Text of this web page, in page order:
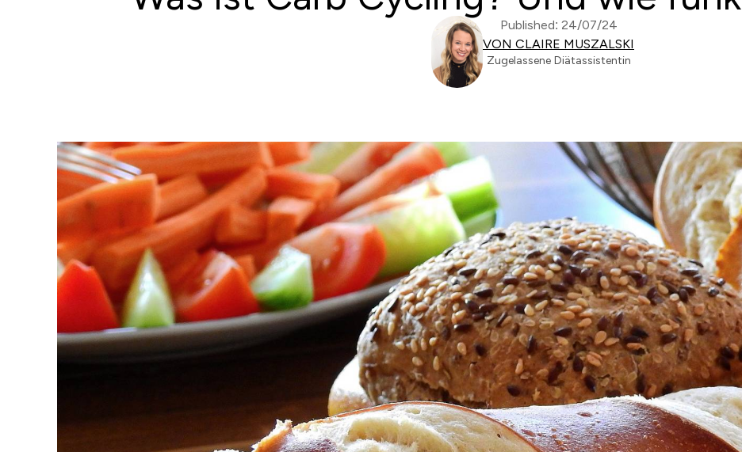
Published: 24/07/24
VON CLAIRE MUSZALSKI
Zugelassene Diätassistentin